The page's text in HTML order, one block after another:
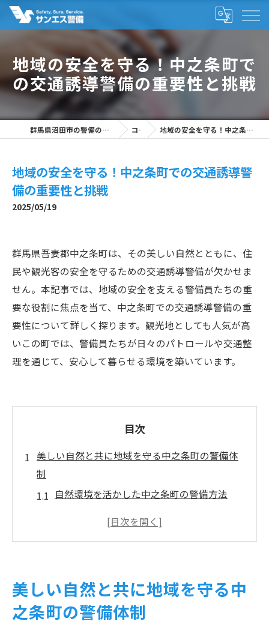
地域の安全を守る！中之条町で
の交通誘導警備の重要性と挑戦
群馬県沼田市の警備の求人なら株式会社サンエス警備 コラム 地域の安全を守る！中之条町での交通誘導警備の重要性と挑戦
地域の安全を守る！中之条町での交通誘導警
備の重要性と挑戦
2025/05/19
群馬県吾妻郡中之条町は、その美しい自然とともに、住
民や観光客の安全を守るための交通誘導警備が欠かせま
せん。本記事では、地域の安全を支える警備員たちの重
要な役割に焦点を当て、中之条町での交通誘導警備の重
要性について詳しく探ります。観光地としても人気が高
いこの町では、警備員たちが日々のパトロールや交通整
理を通じて、安心して暮らせる環境を築いています。
目次
美しい自然と共に地域を守る中之条町の警備体
制
自然環境を活かした中之条町の警備方法
地域特有の課題に対応する警備戦略
警備体制の進化と未来展望
観光地中之条町での交通誘導警備の役割とは
美しい自然と共に地域を守る中
之条町の警備体制